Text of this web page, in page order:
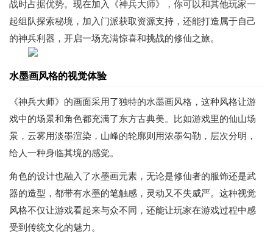
战时占据优势。现在加入《神兵大师》，你可以和其他玩家一
起组队探索秘境，加入门派获取资源支持，还能打造属于自己
的神兵利器，开启一场充满惊喜和挑战的修仙之旅。
水墨画风格的视觉体验
《神兵大师》的画面采用了独特的水墨画风格，这种风格让游
戏中的场景和角色都充满了东方古典美。比如游戏里的仙山场
景，云雾用淡墨渲染，山峰的轮廓则用浓墨勾勒，层次分明，
给人一种身临其境的感觉。
角色的设计也融入了水墨画元素，无论是修仙者的服饰还是武
器的造型，都带有水墨的笔触感，灵动又不失威严。这种视觉
风格不仅让游戏看起来与众不同，还能让玩家在游戏过程中感
受到传统文化的魅力。